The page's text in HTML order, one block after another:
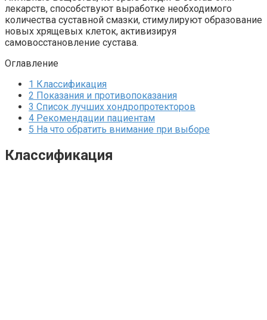
лекарств, способствуют выработке необходимого
количества суставной смазки, стимулируют образование
новых хрящевых клеток, активизируя
самовосстановление сустава.
Оглавление
1 Классификация
2 Показания и противопоказания
3 Список лучших хондропротекторов
4 Рекомендации пациентам
5 На что обратить внимание при выборе
Классификация